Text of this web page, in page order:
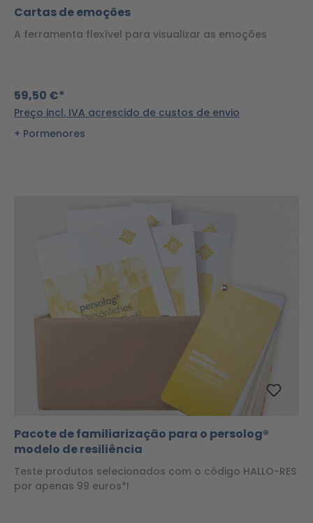
Cartas de emoções
A ferramenta flexível para visualizar as emoções
59,50 €*
Preço incl. IVA acrescido de custos de envio
Pormenores
Pacote de familiarização para o persolog®
modelo de resiliência
Teste produtos selecionados com o código HALLO-RES
por apenas 99 euros*!